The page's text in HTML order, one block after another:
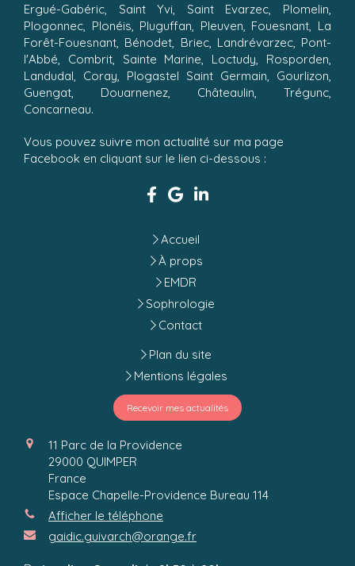
Ergué-Gabéric, Saint Yvi, Saint Evarzec, Plomelin,
Plogonnec, Plonéis, Pluguffan, Pleuven, Fouesnant, La
Forêt-Fouesnant, Bénodet, Briec, Landrévarzec, Pont-
l'Abbé, Combrit, Sainte Marine, Loctudy, Rosporden,
Landudal, Coray, Plogastel Saint Germain, Gourlizon,
Guengat, Douarnenez, Châteaulin, Trégunc,
Concarneau.
Vous pouvez suivre mon actualité sur ma page
Facebook en cliquant sur le lien ci-dessous :
Accueil
À props
EMDR
Sophrologie
Contact
Plan du site
Mentions légales
Recevoir mes actualités
11 Parc de la Providence
29000 QUIMPER
France
Espace Chapelle-Providence Bureau 114
Afficher le téléphone
gaidic.guivarch@orange.fr